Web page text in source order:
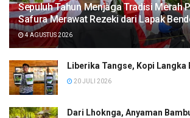
Sepuluh Tahun Menjaga Tradisi Merah
Safura Merawat Rezeki dari Lapak
4 AGUSTUS 2026
Liberika Tangse, Kopi Langka
20 JULI 2026
Dari Lhoknga, Anyaman